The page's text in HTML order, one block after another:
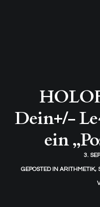
Dein+/-
ein
3.
GEPOSTED IN ARITHMETIK,